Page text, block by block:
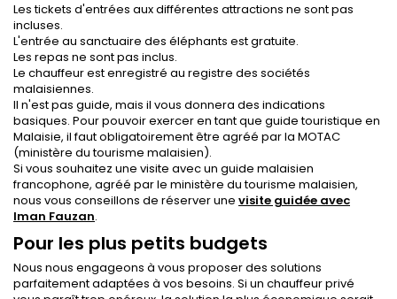
Les tickets d'entrées aux différentes attractions ne sont pas
incluses.
L'entrée au sanctuaire des éléphants est gratuite.
Les repas ne sont pas inclus.
Le chauffeur est enregistré au registre des sociétés
malaisiennes.
Il n'est pas guide, mais il vous donnera des indications
basiques. Pour pouvoir exercer en tant que guide touristique en
Malaisie, il faut obligatoirement être agréé par la MOTAC
(ministère du tourisme malaisien).
Si vous souhaitez une visite avec un guide malaisien
francophone, agréé par le ministère du tourisme malaisien,
nous vous conseillons de réserver une visite guidée avec
Iman Fauzan.
Pour les plus petits budgets
Nous nous engageons à vous proposer des solutions
parfaitement adaptées à vos besoins. Si un chauffeur privé